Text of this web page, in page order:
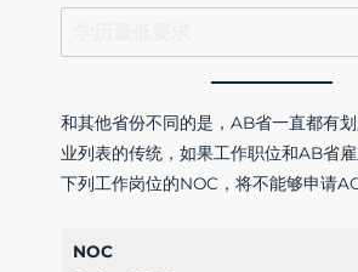
和其他省份不同的是，AB省一直都有
业列表的传统，如果工作职位和AB省
下列工作岗位的NOC，将不能够申请
NOC